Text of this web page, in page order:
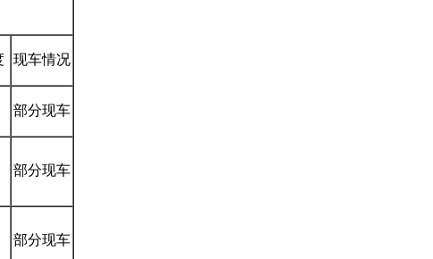
现车情况
部分现车
部分现车
部分现车